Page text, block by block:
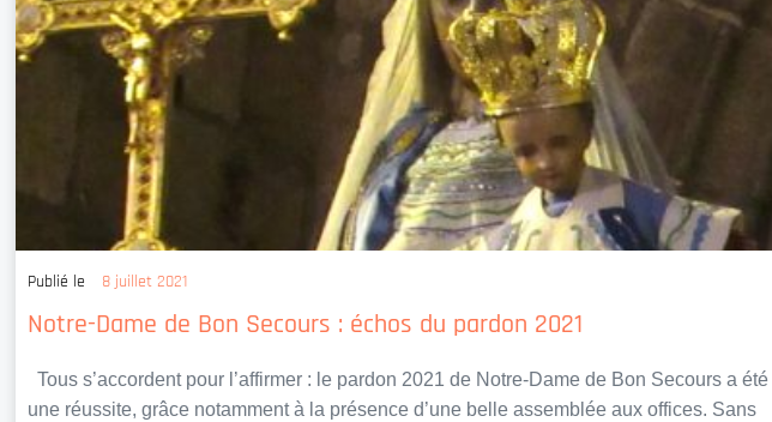
Notre-Dame de Bon Secours : échos du pardon 2021
Publié le 8 juillet 2021
Tous s’accordent pour l’affirmer : le pardon 2021 de Notre-Dame de Bon Secours a été
une réussite, grâce notamment à la présence d’une belle assemblée aux offices. Sans